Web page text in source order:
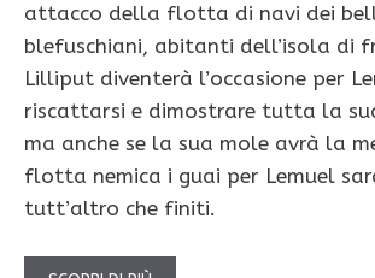
attacco della flotta di navi dei
blefuschiani, abitanti dell’isola di
Lilliput diventerà l’occasione per
riscattarsi e dimostrare tutta la
ma anche se la sua mole avrà la
flotta nemica i guai per Lemuel
tutt’altro che finiti.